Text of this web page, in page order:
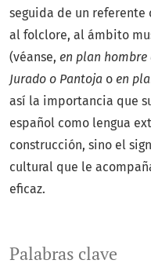
Palabras clave
seguida de un
al folclore, al ámbito
(véanse, en plan hombre
Jurado o Pantoja o en
así la importancia que
español como lengua
construcción, sino el
cultural que le
eficaz.